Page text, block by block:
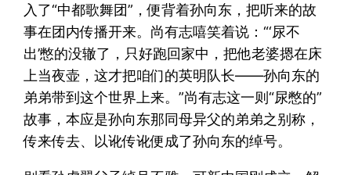
入了“中都歌舞团”，便背着孙向东，把听来的故
事在团内传播开来。尚有志嘻笑着说：“‘尿不
出’憋的没辙了，只好跑回家中，把他老婆摁在床
上当夜壶，这才把咱们的英明队长——孙向东的
弟弟带到这个世界上来。”尚有志这一则“尿憋的”
故事，本应是孙向东那同母异父的弟弟之别称，
传来传去、以讹传讹便成了孙向东的绰号。